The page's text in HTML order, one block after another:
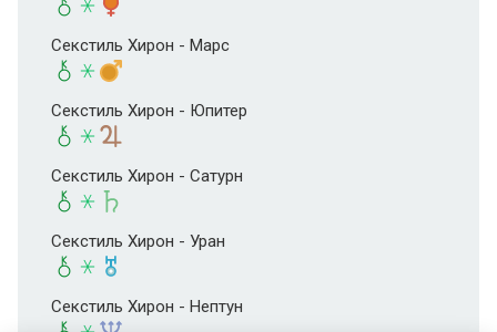
Секстиль Хирон - Марс
Секстиль Хирон - Юпитер
Секстиль Хирон - Сатурн
Секстиль Хирон - Уран
Секстиль Хирон - Нептун